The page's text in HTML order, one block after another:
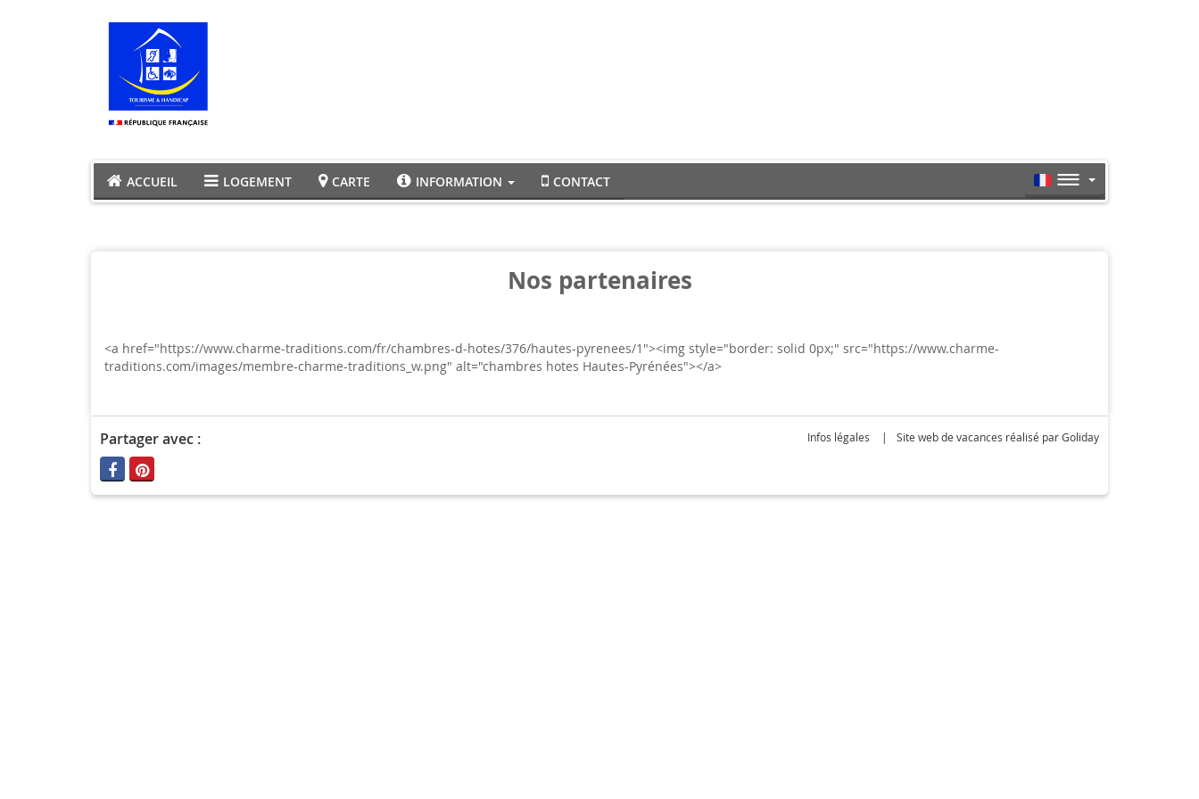
ACCUEIL LOGEMENT CARTE INFORMATION CONTACT
Nos partenaires
<a href="https://www.charme-traditions.com/fr/chambres-d-hotes/376/hautes-pyrenees/1"><img style="border: solid 0px;" src="https://www.charme-
traditions.com/images/membre-charme-traditions_w.png" alt="chambres hotes Hautes-Pyrénées"></a>
Partager avec : Infos légales Site web de vacances réalisé par Goliday